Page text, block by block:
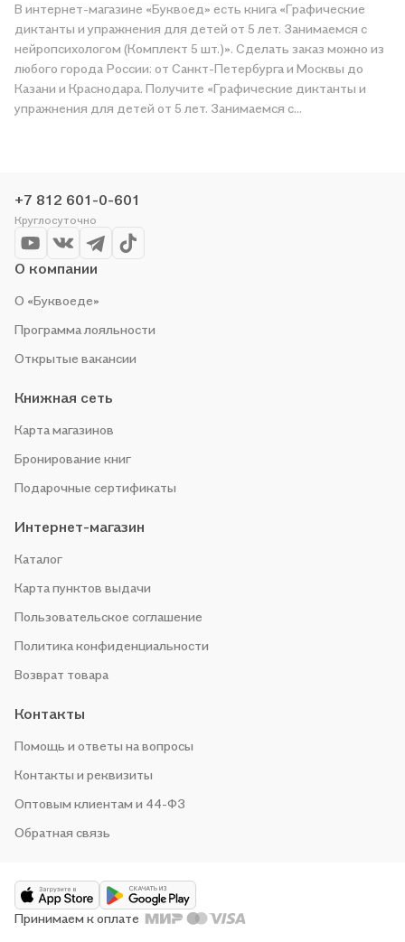
В интернет-магазине «Буквоед» есть книга «Графические
диктанты и упражнения для детей от 5 лет. Занимаемся с
нейропсихологом (Комплект 5 шт.)». Сделать заказ можно из
любого города России: от Санкт-Петербурга и Москвы до
Казани и Краснодара. Получите «Графические диктанты и
упражнения для детей от 5 лет. Занимаемся с
проводим акции. Оставайтесь с нами, чтобы не упустить
выгоду!
+7 812 601-0-601
Круглосуточно
О компании
О «Буквоеде»
Программа лояльности
Открытые вакансии
Книжная сеть
Карта магазинов
Бронирование книг
Подарочные сертификаты
Интернет-магазин
Каталог
Карта пунктов выдачи
Пользовательское соглашение
Политика конфиденциальности
Возврат товара
Контакты
Помощь и ответы на вопросы
Контакты и реквизиты
Оптовым клиентам и 44-ФЗ
Обратная связь
Принимаем к оплате